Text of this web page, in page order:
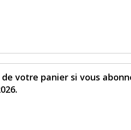
votre panier si vous